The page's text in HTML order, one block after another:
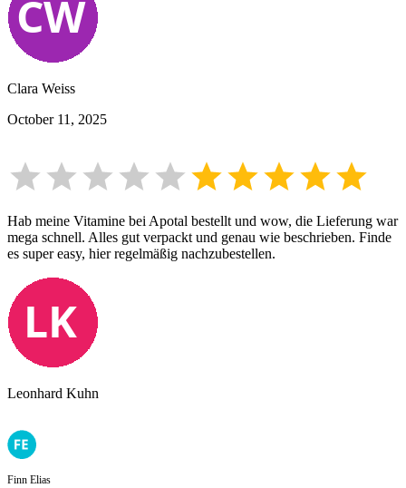
Clara Weiss
October 11, 2025
Hab meine Vitamine bei Apotal bestellt und wow, die Lieferung war
mega schnell. Alles gut verpackt und genau wie beschrieben. Finde
es super easy, hier regelmäßig nachzubestellen.
Leonhard Kuhn
Finn Elias